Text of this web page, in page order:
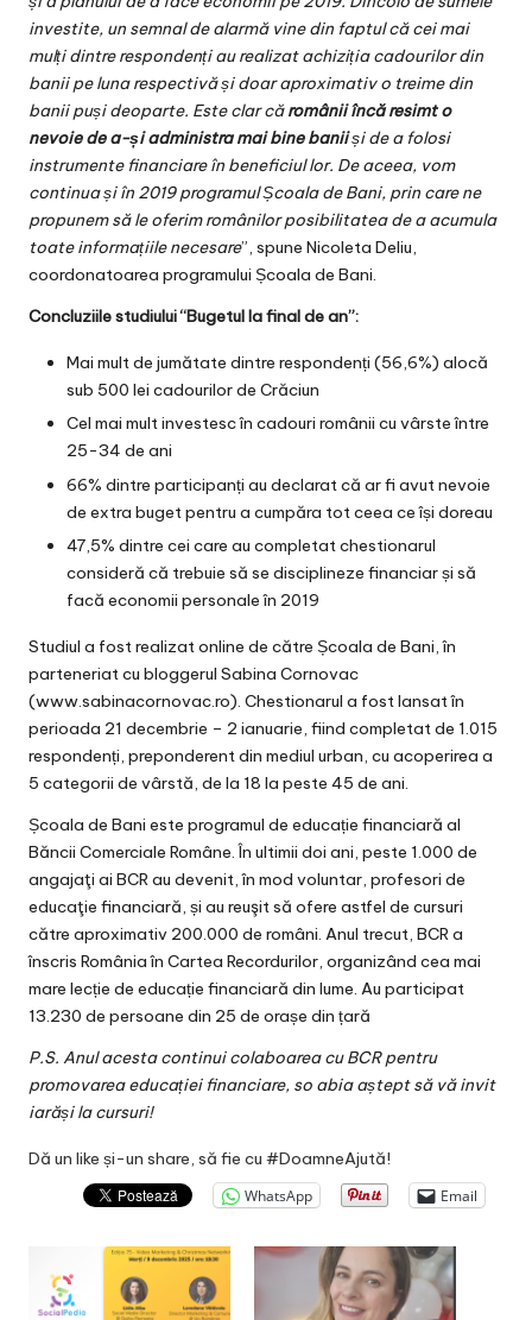
investite, un semnal de alarmă vine din faptul că cei mai
mulți dintre respondenți au realizat achiziția cadourilor din
banii pe luna respectivă și doar aproximativ o treime din
banii puși deoparte. Este clar căromânii încă resimt o
nevoie de a-și administra mai bine baniiși de a folosi
instrumente financiare în beneficiul lor. De aceea, vom
continua și în 2019 programul Școala de Bani, prin care ne
propunem să le oferim românilor posibilitatea de a acumula
toate informațiile necesare”, spune Nicoleta Deliu,
coordonatoarea programului Școala de Bani.
Concluziile studiului “Bugetul la final de an”:
Mai mult de jumătate dintre respondenți (56,6%) alocă
sub 500 lei cadourilor de Crăciun
Cel mai mult investesc în cadouri românii cu vârste între
25-34 de ani
66% dintre participanți au declarat că ar fi avut nevoie
de extra buget pentru a cumpăra tot ceea ce își doreau
47,5% dintre cei care au completat chestionarul
consideră că trebuie să se disciplineze financiar și să
facă economii personale în 2019
Studiul a fost realizat online de către Școala de Bani, în
parteneriat cu bloggerul Sabina Cornovac
(www.sabinacornovac.ro). Chestionarul a fost lansat în
perioada 21 decembrie – 2 ianuarie, fiind completat de 1.015
respondenți, preponderent din mediul urban, cu acoperirea a
5 categorii de vârstă, de la 18 la peste 45 de ani.
Școala de Bani este programul de educație financiară al
Băncii Comerciale Române. În ultimii doi ani, peste 1.000 de
angajaţi ai BCR au devenit, în mod voluntar, profesori de
educaţie financiară, și au reuşit să ofere astfel de cursuri
către aproximativ 200.000 de români. Anul trecut, BCR a
înscris România în Cartea Recordurilor, organizând cea mai
mare lecție de educație financiară din lume. Au participat
13.230 de persoane din 25 de orașe din țară
P.S. Anul acesta continui colaboarea cu BCR pentru
promovarea educației financiare, so abia aștept să vă invit
iarăși la cursuri!
Dă un like și-un share, să fie cu #DoamneAjută!
WhatsApp Email